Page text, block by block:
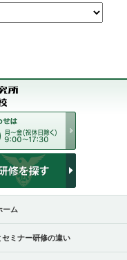
ーム
セミナー研修の違い